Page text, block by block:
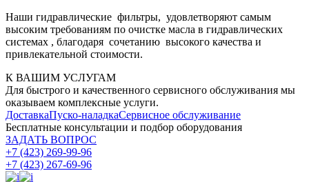
Наши гидравлические фильтры, удовлетворяют самым
высоким требованиям по очистке масла в гидравлических
системах , благодаря сочетанию высокого качества и
привлекательной стоимости.
К ВАШИМ УСЛУГАМ
Для быстрого и качественного сервисного обслуживания мы
оказываем комплексные услуги.
ДоставкаПуско-наладкаСервисное обслуживание
Бесплатные консультации и подбор оборудования
ЗАДАТЬ ВОПРОС
+7 (423) 269-99-96
+7 (423) 267-69-96